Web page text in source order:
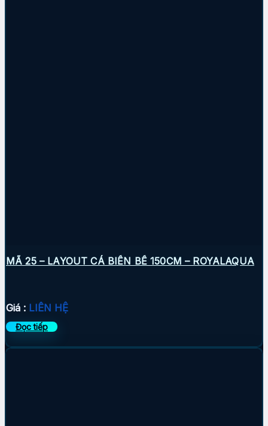
MÃ 25 – LAYOUT CÁ BIỂN BỂ 150CM – ROYALAQUA
Giá : LIÊN HỆ
Đọc tiếp